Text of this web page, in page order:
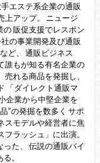
エステ系企業の通販
上アップ。 ニュージ
販促支援でレスポン
の事業開発及び通販
ど、 通販ビジネス
誰もが知る有名企業の
れる商品を発掘し、
「ダイレクト通販マ
企業から中堅企業を
”の発掘を数多く サポ
スモデルや経営者に焦
ラッシュ」に出演。
た、 伝説の通販バイ
。